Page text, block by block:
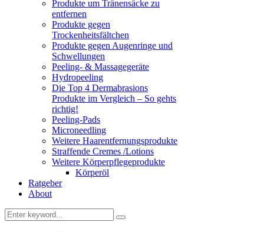
Produkte um Tränensäcke zu
entfernen
Produkte gegen
Trockenheitsfältchen
Produkte gegen Augenringe und
Schwellungen
Peeling- & Massagegeräte
Hydropeeling
Die Top 4 Dermabrasions
Produkte im Vergleich – So gehts
richtig!
Peeling-Pads
Microneedling
Weitere Haarentfernungsprodukte
Straffende Cremes /Lotions
Weitere Körperpflegeprodukte
Körperöl
Ratgeber
About